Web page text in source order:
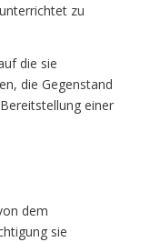
zu
die sie
die Gegenstand
einer
dem
sie